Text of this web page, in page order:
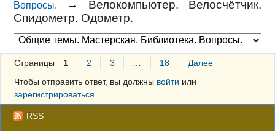
Вопросы.
→ Велокомпьютер. Велосчётчик.
Спидометр. Одометр.
Страницы 1 2 3 18
Далее
Чтобы отправить ответ, вы должны войти или
зарегистрироваться
RSS